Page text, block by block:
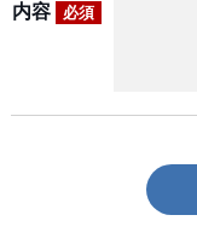
内容 必須